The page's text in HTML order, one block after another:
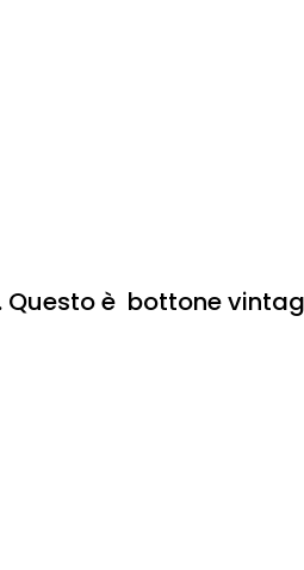
è bottone